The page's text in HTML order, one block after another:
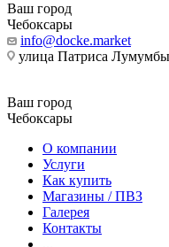
Ваш город
Чебоксары
info@docke.market
улица Патриса
Ваш город
Чебоксары
О компании
Услуги
Как купить
Магазины / ПВЗ
Галерея
Контакты
...